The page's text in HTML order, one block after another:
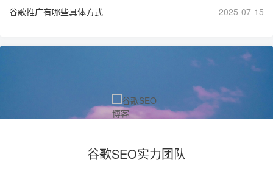
谷歌推广有哪些具体方式
2025-07-15
谷歌SEO实力团队